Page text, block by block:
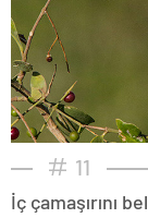
11
İç çamaşırını